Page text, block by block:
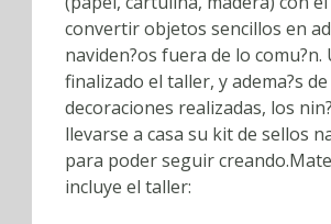
convertir objetos sencillos en
naviden?os fuera de lo comu?n.
finalizado el taller, y adema?s de
decoraciones realizadas, los
llevarse a casa su kit de sellos
para poder seguir
incluye el taller: